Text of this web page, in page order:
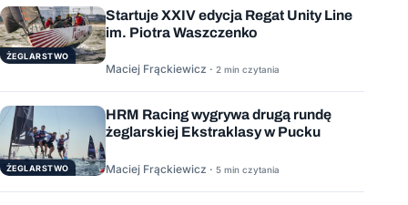
ŻEGLARSTWO
Startuje XXIV edycja Regat Unity Line
im. Piotra Waszczenko
Maciej Frąckiewicz · 2 min czytania
ŻEGLARSTWO
HRM Racing wygrywa drugą rundę
żeglarskiej Ekstraklasy w Pucku
Maciej Frąckiewicz · 5 min czytania